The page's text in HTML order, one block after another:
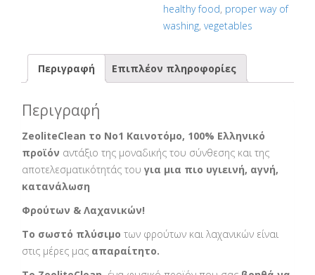
healthy food, proper way of
washing, vegetables
Περιγραφή Επιπλέον πληροφορίες
Περιγραφή
ZeoliteClean τo No1 Καινοτόμο, 100% Ελληνικό
προϊόν αντάξιο της μοναδικής του σύνθεσης και της
αποτελεσματικότητάς του για μια πιο υγιεινή, αγνή,
κατανάλωση
Φρούτων & Λαχανικών!
Το σωστό πλύσιμο των φρούτων και λαχανικών είναι
στις μέρες μας απαραίτητο.